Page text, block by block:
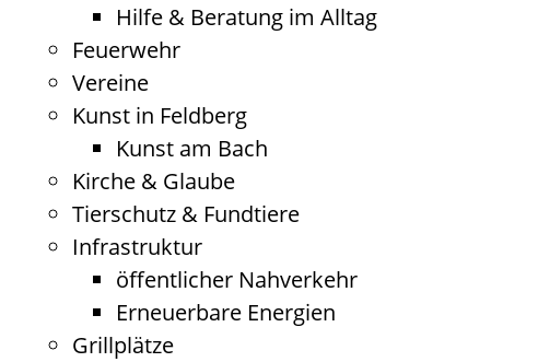
Hilfe & Beratung im Alltag
Feuerwehr
Vereine
Kunst in Feldberg
Kunst am Bach
Kirche & Glaube
Tierschutz & Fundtiere
Infrastruktur
öffentlicher Nahverkehr
Erneuerbare Energien
Grillplätze